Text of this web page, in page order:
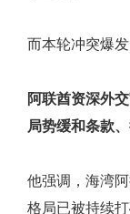
而本轮冲突爆
阿联酋资深外
局势缓和条款
他强调，海湾
格局已被持续打